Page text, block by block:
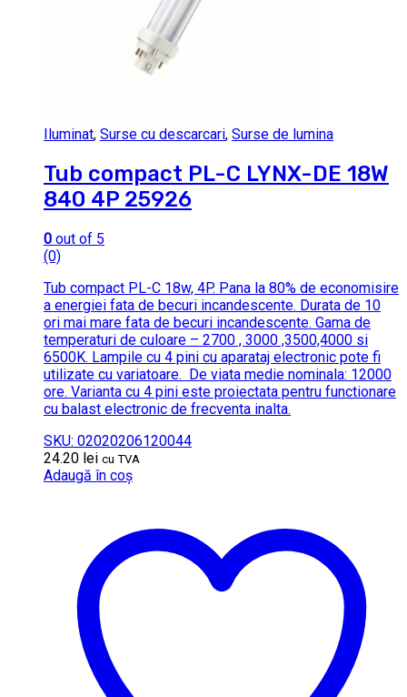
Iluminat, Surse cu descarcari, Surse de lumina
Tub compact PL-C LYNX-DE 18W
840 4P 25926
0 out of 5
(0)
Tub compact PL-C 18w, 4P. Pana la 80% de economisire
a energiei fata de becuri incandescente. Durata de 10
ori mai mare fata de becuri incandescente. Gama de
temperaturi de culoare – 2700 , 3000 ,3500,4000 si
6500K. Lampile cu 4 pini cu aparataj electronic pote fi
utilizate cu variatoare. De viata medie nominala: 12000
ore. Varianta cu 4 pini este proiectata pentru functionare
cu balast electronic de frecventa inalta.
SKU: 02020206120044
24.20 lei cu TVA
Adaugă în coș